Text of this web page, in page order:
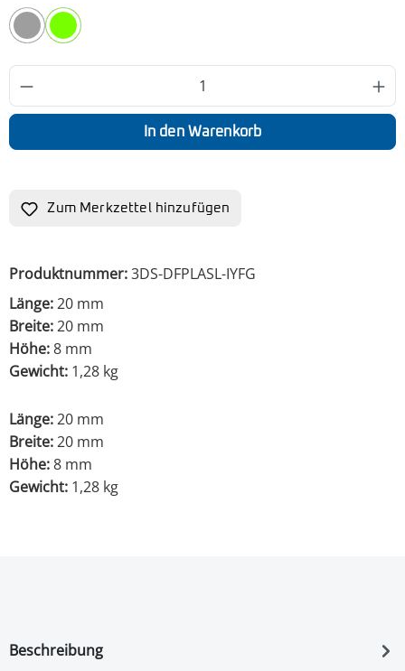
BeskarIn Your Face Grün
Produkt Anzahl: Gib den gewünschten
In den Warenkorb
Zum Merkzettel hinzufügen
Produktnummer:3DS-DFPLASL-IYFG
Länge:20 mm
Breite:20 mm
Höhe:8 mm
Gewicht: 1,28 kg
Länge:20 mm
Breite:20 mm
Höhe:8 mm
Gewicht: 1,28 kg
Beschreibung